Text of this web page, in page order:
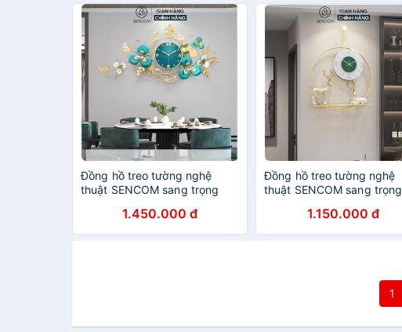
Đồng hồ treo tường nghệ
thuật SENCOM sang trọng
1.450.000 đ
Đồng hồ treo tường nghệ
thuật SENCOM sang trọng
1.150.000 đ
1